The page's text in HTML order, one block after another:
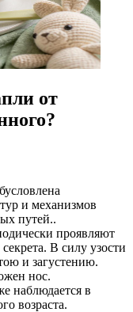
от
и механизмов
путей..
проявляют
В силу узости
и загустению.
нос.
наблюдается в
возраста.